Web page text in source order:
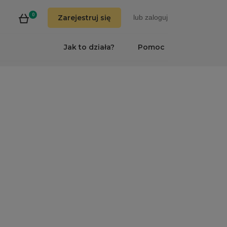
0 Zarejestruj się lub zaloguj
Pomoc
Jak to działa?